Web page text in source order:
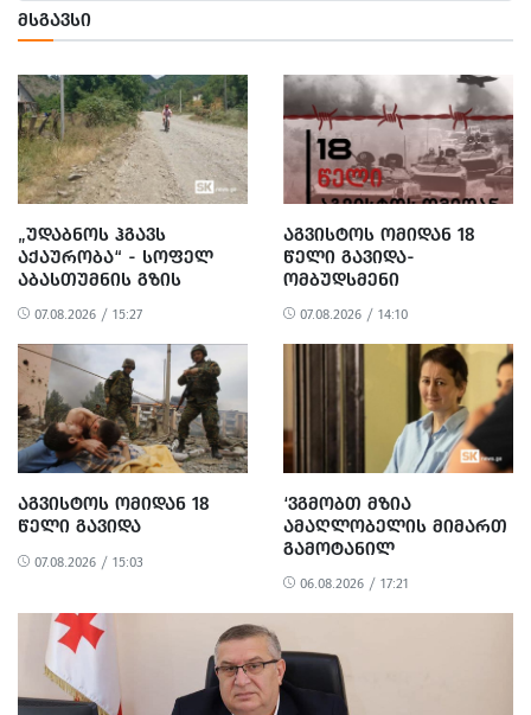
ᲛᲡᲒᲐᲕᲡᲘ
„ᲣᲓᲐᲑᲜᲝᲡ ᲰᲒᲐᲕᲡ
ᲐᲥᲐᲣᲠᲝᲑᲐ“ - ᲡᲝᲤᲔᲚ
ᲐᲑᲐᲡᲗᲣᲛᲜᲘᲡ ᲒᲖᲘᲡ
ᲠᲔᲐᲑᲘᲚᲘᲢᲐᲪᲘᲐ ᲓᲐ
ᲛᲝᲡᲐᲮᲚᲔᲝᲑᲘᲡ
ᲞᲠᲝᲢᲔᲡᲢᲘ
07.08.2026 / 15:27
ᲐᲒᲕᲘᲡᲢᲝᲡ ᲝᲛᲘᲓᲐᲜ 18
ᲬᲔᲚᲘ ᲒᲐᲕᲘᲓᲐ
07.08.2026 / 15:03
ᲐᲒᲕᲘᲡᲢᲝᲡ ᲝᲛᲘᲓᲐᲜ 18
ᲬᲔᲚᲘ ᲒᲐᲕᲘᲓᲐ-
ᲝᲛᲑᲣᲓᲡᲛᲔᲜᲘ
ᲒᲐᲜᲪᲮᲐᲓᲔᲑᲐᲡ
ᲐᲕᲠᲪᲔᲚᲔᲑᲡ
07.08.2026 / 14:10
‘ᲕᲒᲛᲝᲑᲗ ᲛᲖᲘᲐ
ᲐᲛᲐᲦᲚᲝᲑᲔᲚᲘᲡ ᲛᲘᲛᲐᲠᲗ
ᲒᲐᲛᲝᲢᲐᲜᲘᲚ
ᲐᲠᲐᲞᲠᲝᲞᲝᲠᲪᲘᲣᲚ ᲓᲐ
ᲞᲝᲚᲘᲢᲘᲖᲔᲑᲣᲚ
ᲒᲐᲜᲐᲩᲔᲜᲡ’ -
06.08.2026 / 17:21